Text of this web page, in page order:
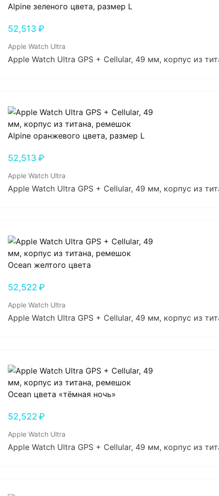
52,513₽
Apple Watch Ultra
Apple Watch Ultra GPS + Cellular, 49 мм, корпус из
52,513₽
Apple Watch Ultra
Apple Watch Ultra GPS + Cellular, 49 мм, корпус из
52,522₽
Apple Watch Ultra
Apple Watch Ultra GPS + Cellular, 49 мм, корпус из
52,522₽
Apple Watch Ultra
Apple Watch Ultra GPS + Cellular, 49 мм, корпус из